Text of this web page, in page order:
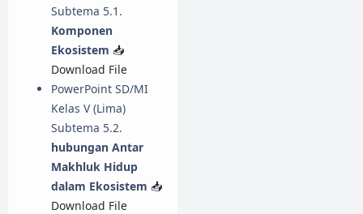
Subtema 5.1.
Komponen
Ekosistem 📥
Download File
PowerPoint SD/MI
Kelas V (Lima)
Subtema 5.2.
hubungan Antar
Makhluk Hidup
dalam Ekosistem 📥
Download File